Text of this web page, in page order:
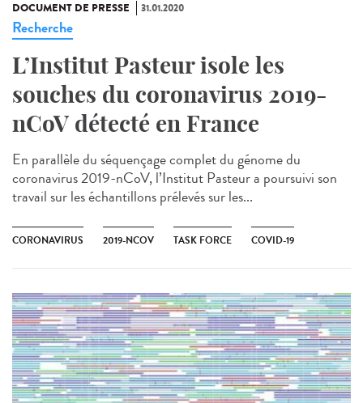
DOCUMENT DE PRESSE 31.01.2020
Recherche
L’Institut Pasteur isole les
souches du coronavirus 2019-
nCoV détecté en France
En parallèle du séquençage complet du génome du
coronavirus 2019-nCoV, l’Institut Pasteur a poursuivi son
travail sur les échantillons prélevés sur les...
CORONAVIRUS 2019-NCOV TASK FORCE COVID-19